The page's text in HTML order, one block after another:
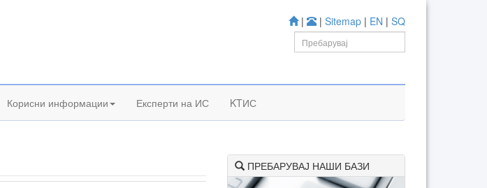
| | Sitemap | EN | SQ
Корисни информации Експерти на ИС KTИС
ПРЕБАРУВАЈ НАШИ БАЗИ